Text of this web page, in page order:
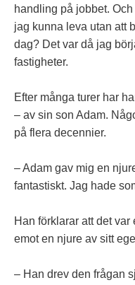
handling på jobbet.
jag kunna leva utan att
dag? Det var då jag
fastigheter.
Efter många turer har
– av sin son Adam.
på flera decennier.
– Adam gav mig en
fantastiskt. Jag hade
Han förklarar att det
emot en njure av sitt
– Han drev den frågan